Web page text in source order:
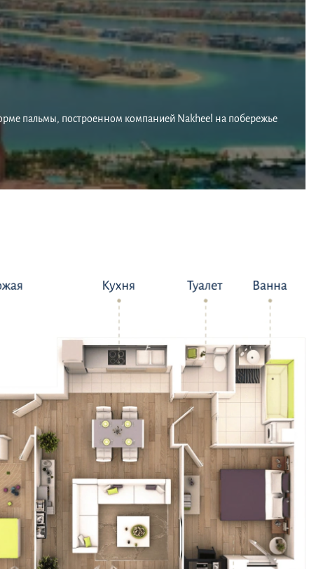
пальмы, построенном компанией Nakheel на побережье